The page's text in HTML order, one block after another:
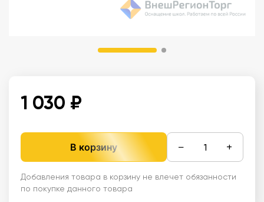
1 030 ₽
В корзину − +
Добавления товара в корзину не влечет обязанности
по покупке данного товара